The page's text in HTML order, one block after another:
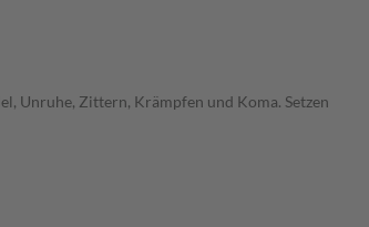
Unruhe, Zittern, Krämpfen und Koma. Setzen